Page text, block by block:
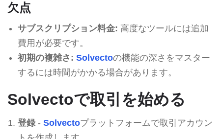
欠点
サブスクリプション料金: 高度なツールには追加
費用が必要です。
初期の複雑さ: Solvectoの機能の深さをマスター
するには時間がかかる場合があります。
Solvectoで取引を始める
登録- Solvectoプラットフォームで取引アカウン